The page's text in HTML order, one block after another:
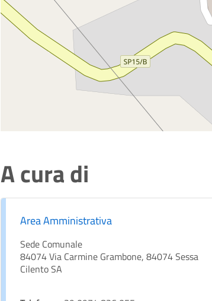
A cura di
Area Amministrativa
Sede Comunale
84074 Via Carmine Grambone, 84074 Sessa
Cilento SA